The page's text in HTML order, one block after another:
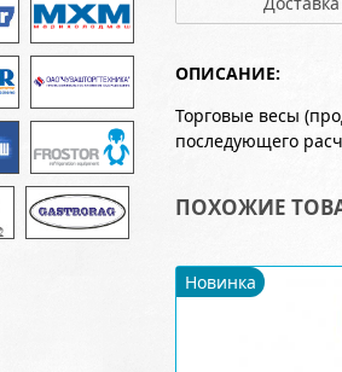
ОПИСАНИЕ:
Торговые весы
последующего
ПОХОЖИЕ
Новинка